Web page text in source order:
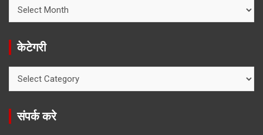
खोजे
केटेगरी
संपर्क करे